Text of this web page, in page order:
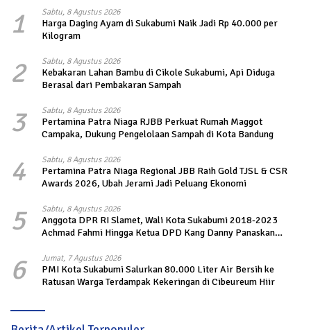
1 Sabtu, 8 Agustus 2026
Harga Daging Ayam di Sukabumi Naik Jadi Rp 40.000 per
Kilogram
2 Sabtu, 8 Agustus 2026
Kebakaran Lahan Bambu di Cikole Sukabumi, Api Diduga
Berasal dari Pembakaran Sampah
3 Sabtu, 8 Agustus 2026
Pertamina Patra Niaga RJBB Perkuat Rumah Maggot
Campaka, Dukung Pengelolaan Sampah di Kota Bandung
4 Sabtu, 8 Agustus 2026
Pertamina Patra Niaga Regional JBB Raih Gold TJSL & CSR
Awards 2026, Ubah Jerami Jadi Peluang Ekonomi
5 Sabtu, 8 Agustus 2026
Anggota DPR RI Slamet, Wali Kota Sukabumi 2018-2023
Achmad Fahmi Hingga Ketua DPD Kang Danny Panaskan
6 Jumat, 7 Agustus 2026
PMI Kota Sukabumi Salurkan 80.000 Liter Air Bersih ke
Ratusan Warga Terdampak Kekeringan di Cibeureum Hiir